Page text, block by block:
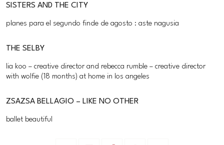
SISTERS AND THE CITY
planes para el segundo finde de agosto : aste nagusia
THE SELBY
lia koo – creative director and rebecca rumble – creative director
with wolfie (18 months) at home in los angeles
ZSAZSA BELLAGIO – LIKE NO OTHER
ballet beautiful